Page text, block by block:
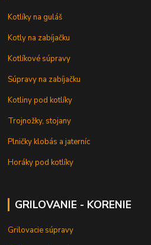
Kotlíky na guláš
Kotly na zabíjačku
Kotlíkové súpravy
Súpravy na zabíjačku
Kotliny pod kotlíky
Trojnožky, stojany
Plničky klobás a jaterníc
Horáky pod kotlíky
GRILOVANIE - KORENIE
Grilovacie súpravy